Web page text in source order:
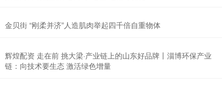
金贝街 “刚柔并济”人造肌肉举起四千倍自重物体
辉煌配资 走在前 挑大梁·产业链上的山东好品牌丨淄博环保产业
链：向技术要生态 激活绿色增量